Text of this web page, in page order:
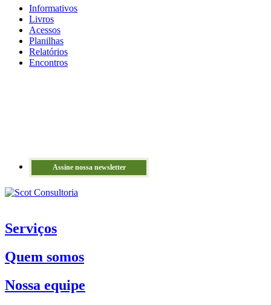
Informativos
Livros
Acessos
Planilhas
Relatórios
Encontros
Assine nossa newsletter
Serviços
Quem somos
Nossa equipe